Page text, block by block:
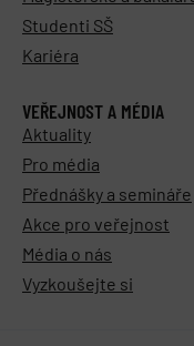
Studenti SŠ
Kariéra
VEŘEJNOST A MÉDIA
Aktuality
Pro média
Přednášky a semináře
Akce pro veřejnost
Média o nás
Vyzkoušejte si